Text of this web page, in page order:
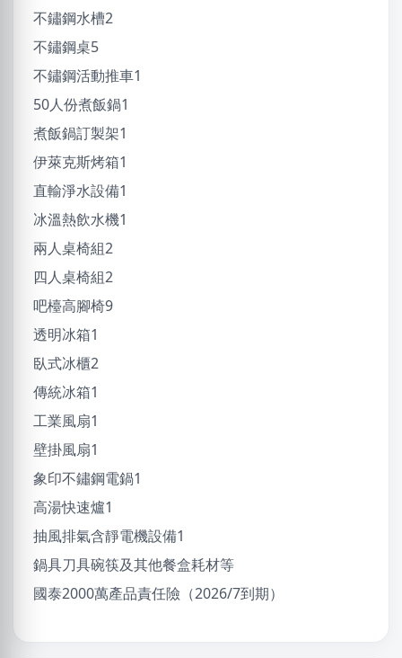
不鏽鋼水槽2
不鏽鋼桌5
不鏽鋼活動推車1
50人份煮飯鍋1
煮飯鍋訂製架1
伊萊克斯烤箱1
直輸淨水設備1
冰溫熱飲水機1
兩人桌椅組2
四人桌椅組2
吧檯高腳椅9
透明冰箱1
臥式冰櫃2
傳統冰箱1
工業風扇1
壁掛風扇1
象印不鏽鋼電鍋1
高湯快速爐1
抽風排氣含靜電機設備1
鍋具刀具碗筷及其他餐盒耗材等
國泰2000萬產品責任險（2026/7到期）